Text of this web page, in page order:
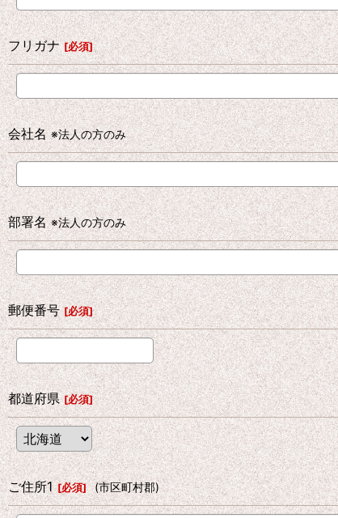
フリガナ [必須]
会社名 ※法人の方のみ
部署名 ※法人の方のみ
郵便番号 [必須]
都道府県 [必須]
ご住所1 [必須] (市区町村郡)